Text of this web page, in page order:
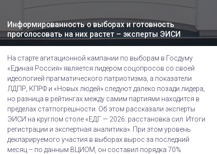
Информированность о выборах и готовность
проголосовать на них растет – эксперты ЭИСИ
На старте агитационной кампании по выборам в Госдуму
«Единая Россия» является лидером соцопросов со своей
идеологией прагматического патриотизма, а показатели
ЛДПР, КПРФ и «Новых людей» следуют далеко позади лидера,
но разница в рейтингах между самим партиями находится в
пределах статпогрешности. Об этом рассказали эксперты
ЭИСИ на круглом столе «ЕДГ — 2026: расстановка сил. Итоги
регистрации и экспертная аналитика». При этом уровень
декларируемого участия в выборах вырос за последний
месяц – по данным ВЦИОМ, он составил порядка 70%